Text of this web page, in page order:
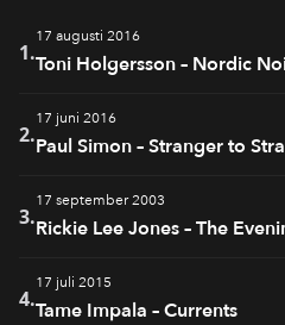
1.
17 augusti 2016
Toni Holgersson – Nordic
2.
17 juni 2016
Paul Simon – Stranger to
3.
17 september 2003
Rickie Lee Jones – The
4.
17 juli 2015
Tame Impala – Currents